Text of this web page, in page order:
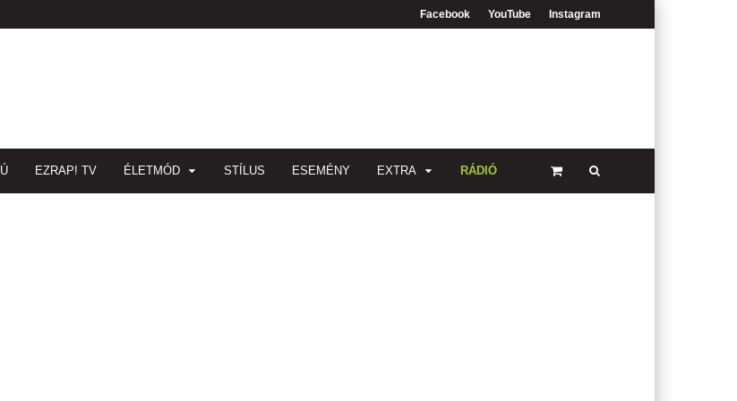
Facebook YouTube Instagram
EZRAP! TV ÉLETMÓD STÍLUS ESEMÉNY EXTRA RÁDIÓ